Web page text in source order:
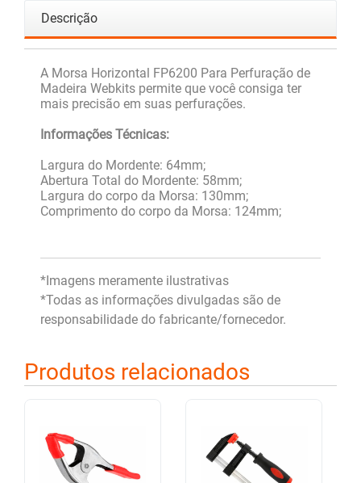
Descrição
A Morsa Horizontal FP6200 Para Perfuração de
Madeira Webkits permite que você consiga ter
mais precisão em suas perfurações.
Informações Técnicas:
Largura do Mordente: 64mm;
Abertura Total do Mordente: 58mm;
Largura do corpo da Morsa: 130mm;
Comprimento do corpo da Morsa: 124mm;
*Imagens meramente ilustrativas
*Todas as informações divulgadas são de
responsabilidade do fabricante/fornecedor.
Produtos relacionados